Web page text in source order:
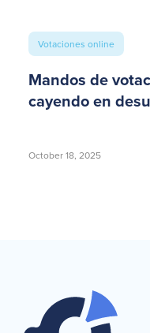
Votaciones online
Mandos de
cayendo en
October 18, 2025